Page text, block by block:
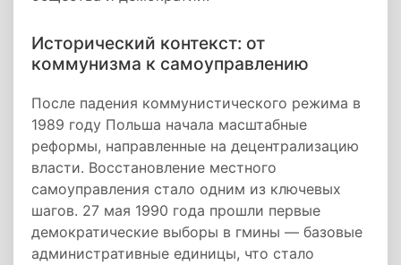
Исторический контекст: от
коммунизма к самоуправлению
После падения коммунистического режима в
1989 году Польша начала масштабные
реформы, направленные на децентрализацию
власти. Восстановление местного
самоуправления стало одним из ключевых
шагов. 27 мая 1990 года прошли первые
демократические выборы в гмины — базовые
административные единицы, что стало